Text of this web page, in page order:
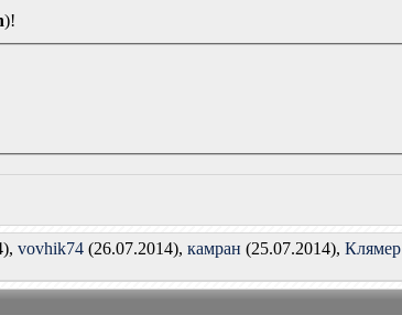
)!
vovhik74 (26.07.2014),камран (25.07.2014),Клямер